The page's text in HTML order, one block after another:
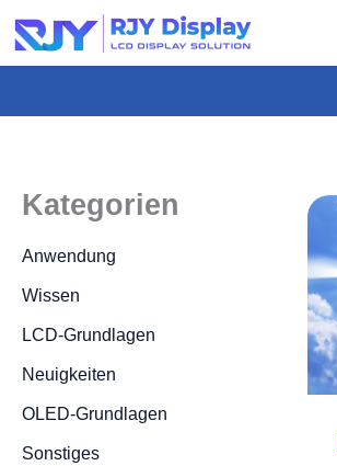
Wähle
eine
Höhe
Popup.
Kategorien
Anwendung
Wissen
LCD-Grundlagen
Neuigkeiten
OLED-Grundlagen
Sonstiges